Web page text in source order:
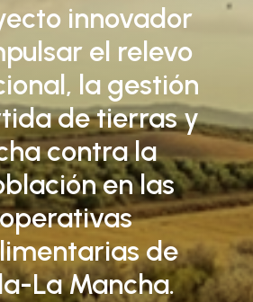
innovador
el relevo
la gestión
de tierras y
contra la
en las
de
La Mancha.